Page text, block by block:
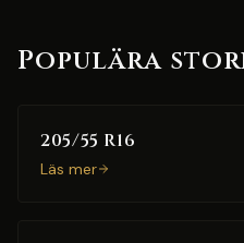
Populära
205/55 R16
Läs mer